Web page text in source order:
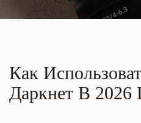
Как
Даркнет В 2026